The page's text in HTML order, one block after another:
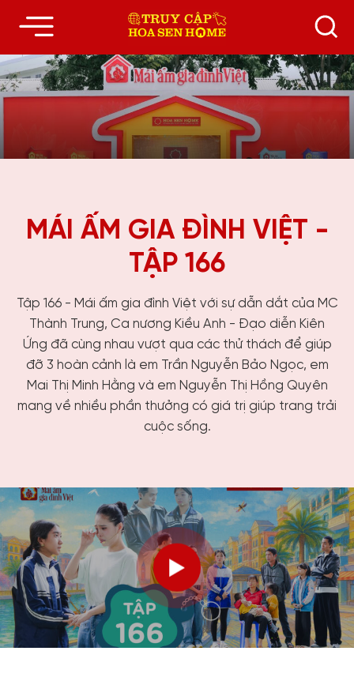
MÁI ẤM GIA ĐÌNH VIỆT -
TẬP 166
Tập 166 - Mái ấm gia đình Việt với sự dẫn dắt của MC
Thành Trung, Ca nương Kiều Anh - Đạo diễn Kiên
Ứng đã cùng nhau vượt qua các thử thách để giúp
đỡ 3 hoàn cảnh là em Trần Nguyễn Bảo Ngọc, em
Mai Thị Minh Hằng và em Nguyễn Thị Hồng Quyên
mang về nhiều phần thưởng có giá trị giúp trang trải
cuộc sống.